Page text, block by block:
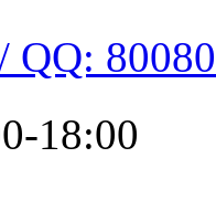
QQ:
18:00